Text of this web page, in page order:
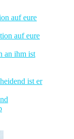
auf eure
auf eure
an ihm ist
ist er